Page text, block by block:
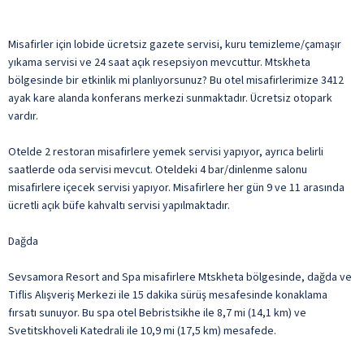
Misafirler için lobide ücretsiz gazete servisi, kuru temizleme/çamaşır
yıkama servisi ve 24 saat açık resepsiyon mevcuttur. Mtskheta
bölgesinde bir etkinlik mi planlıyorsunuz? Bu otel misafirlerimize 3412
ayak kare alanda konferans merkezi sunmaktadır. Ücretsiz otopark
vardır.
Otelde 2 restoran misafirlere yemek servisi yapıyor, ayrıca belirli
saatlerde oda servisi mevcut. Oteldeki 4 bar/dinlenme salonu
misafirlere içecek servisi yapıyor. Misafirlere her gün 9 ve 11 arasında
ücretli açık büfe kahvaltı servisi yapılmaktadır.
Dağda
Sevsamora Resort and Spa misafirlere Mtskheta bölgesinde, dağda ve
Tiflis Alışveriş Merkezi ile 15 dakika sürüş mesafesinde konaklama
fırsatı sunuyor. Bu spa otel Bebristsikhe ile 8,7 mi (14,1 km) ve
Svetitskhoveli Katedrali ile 10,9 mi (17,5 km) mesafede.